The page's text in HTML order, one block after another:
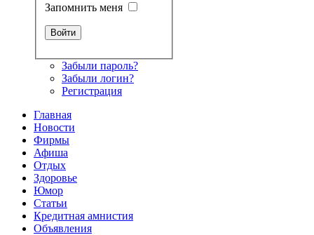
Запомнить меня
Забыли пароль?
Забыли логин?
Регистрация
Главная
Новости
Фирмы
Афиша
Отдых
Здоровье
Юмор
Статьи
Кредитная амнистия
Объявления